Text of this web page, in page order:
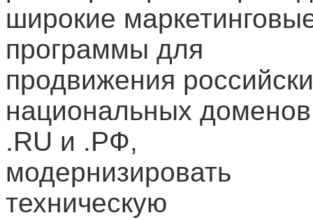
широкие
программы для
продвижения
национальных доменов
.RU и .РФ,
модернизировать
техническую